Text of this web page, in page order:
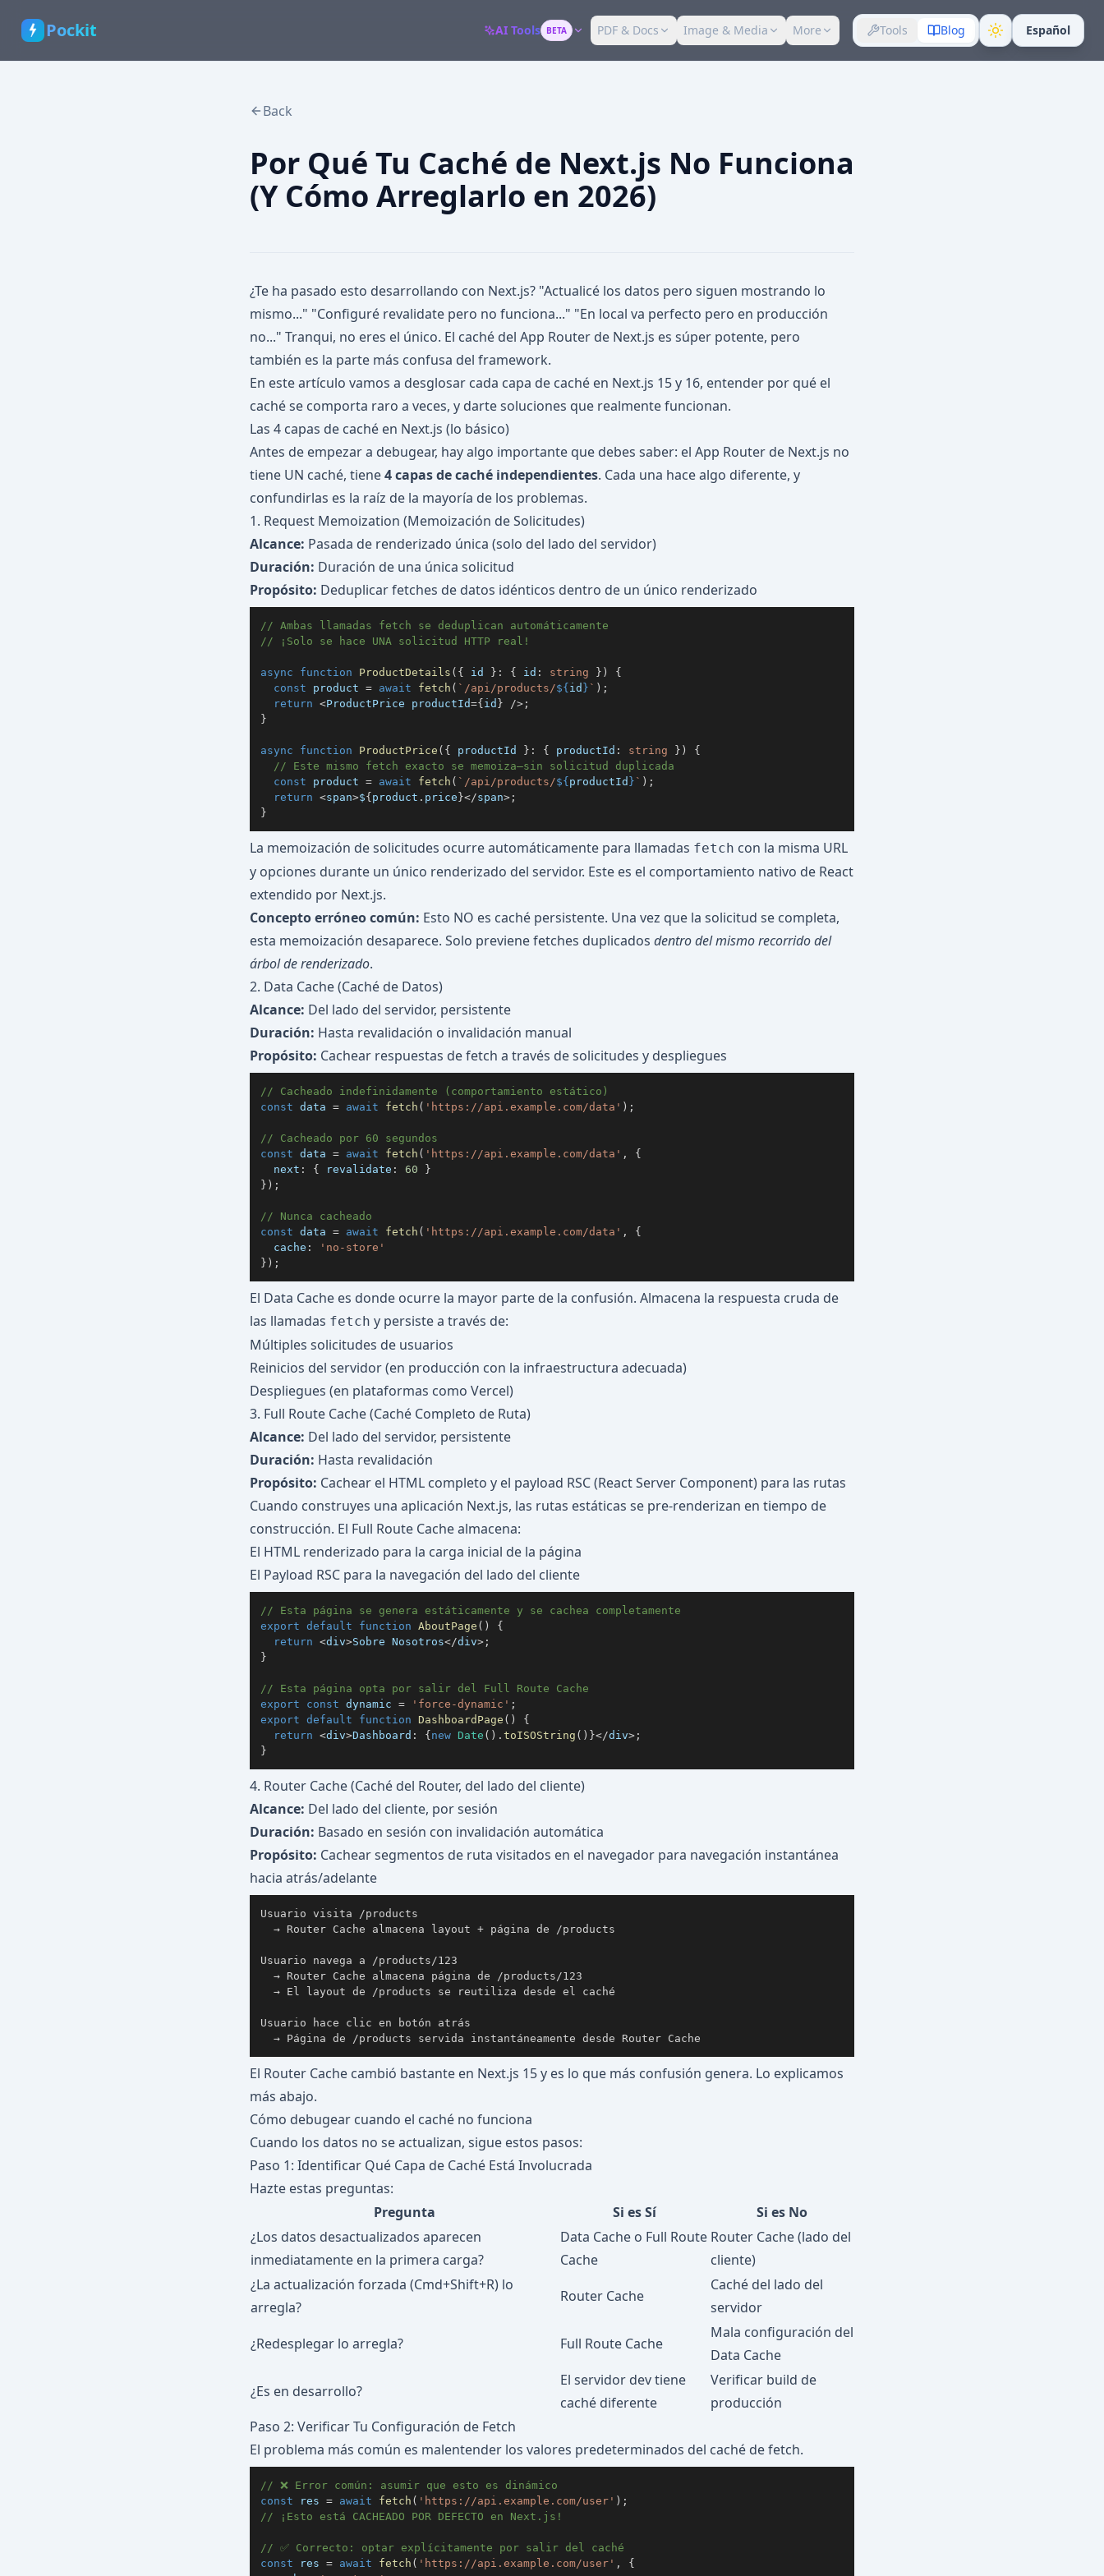
Pockit AI Tools BETA PDF & Docs Image & Media More Tools Blog Español
Back
Por Qué Tu Caché de Next.js No Funciona
(Y Cómo Arreglarlo en 2026)
¿Te ha pasado esto desarrollando con Next.js? "Actualicé los datos pero siguen mostrando lo
mismo..." "Configuré revalidate pero no funciona..." "En local va perfecto pero en producción
no..." Tranqui, no eres el único. El caché del App Router de Next.js es súper potente, pero
también es la parte más confusa del framework.
En este artículo vamos a desglosar cada capa de caché en Next.js 15 y 16, entender por qué el
caché se comporta raro a veces, y darte soluciones que realmente funcionan.
Las 4 capas de caché en Next.js (lo básico)
Antes de empezar a debugear, hay algo importante que debes saber: el App Router de Next.js no
tiene UN caché, tiene4 capas de caché independientes. Cada una hace algo diferente, y
confundirlas es la raíz de la mayoría de los problemas.
1. Request Memoization (Memoización de Solicitudes)
Alcance: Pasada de renderizado única (solo del lado del servidor)
Duración: Duración de una única solicitud
Propósito: Deduplicar fetches de datos idénticos dentro de un único renderizado
// Ambas llamadas fetch se deduplican automáticamente
// ¡Solo se hace UNA solicitud HTTP real!
async function ProductDetails ( { id } : { id : string } )
{
const product = await fetch ( ` /api/products/${id } ` ) ;
return <ProductPrice productId={id } /> ;
}
async function ProductPrice ( { productId } : { productId : string } )
{
// Este mismo fetch exacto se memoiza—sin solicitud duplicada
const product = await fetch ( ` /api/products/${productId } ` ) ;
return <span>${product . price}</span> ;
}
La memoización de solicitudes ocurre automáticamente para llamadas fetch con la misma URL
y opciones durante un único renderizado del servidor. Este es el comportamiento nativo de React
extendido por Next.js.
Concepto erróneo común: Esto NO es caché persistente. Una vez que la solicitud se completa,
esta memoización desaparece. Solo previene fetches duplicados dentro del mismo recorrido del
árbol de renderizado.
2. Data Cache (Caché de Datos)
Alcance: Del lado del servidor, persistente
Duración: Hasta revalidación o invalidación manual
Propósito: Cachear respuestas de fetch a través de solicitudes y despliegues
// Cacheado indefinidamente (comportamiento estático)
const data = await fetch ( 'https://api.example.com/data' ) ;
// Cacheado por 60 segundos
const data = await fetch ( 'https://api.example.com/data' ,
{
  next
: { revalidate : 60
}
} ) ;
// Nunca cacheado
const data = await fetch ( 'https://api.example.com/data' ,
{
  cache
:
'no-store'
} ) ;
El Data Cache es donde ocurre la mayor parte de la confusión. Almacena la respuesta cruda de
las llamadas fetch y persiste a través de:
Múltiples solicitudes de usuarios
Reinicios del servidor (en producción con la infraestructura adecuada)
Despliegues (en plataformas como Vercel)
3. Full Route Cache (Caché Completo de Ruta)
Alcance: Del lado del servidor, persistente
Duración: Hasta revalidación
Propósito: Cachear el HTML completo y el payload RSC (React Server Component) para las rutas
Cuando construyes una aplicación Next.js, las rutas estáticas se pre-renderizan en tiempo de
construcción. El Full Route Cache almacena:
El HTML renderizado para la carga inicial de la página
El Payload RSC para la navegación del lado del cliente
// Esta página se genera estáticamente y se cachea completamente
export default function AboutPage ( )
{
return <div>Sobre Nosotros</div> ;
}
// Esta página opta por salir del Full Route Cache
export
const dynamic = 'force-dynamic' ;
export default function DashboardPage ( )
{
return <div>Dashboard : {new Date ( ) . toISOString ( ) }</div> ;
}
4. Router Cache (Caché del Router, del lado del cliente)
Alcance: Del lado del cliente, por sesión
Duración: Basado en sesión con invalidación automática
Propósito: Cachear segmentos de ruta visitados en el navegador para navegación instantánea
hacia atrás/adelante
  → Router Cache almacena layout + página de /products
Usuario navega a /products/123
  → Router Cache almacena página de /products/123
  → El layout de /products se reutiliza desde el caché
Usuario hace clic en botón atrás
  → Página de /products servida instantáneamente desde Router Cache
El Router Cache cambió bastante en Next.js 15 y es lo que más confusión genera. Lo explicamos
más abajo.
Cómo debugear cuando el caché no funciona
Cuando los datos no se actualizan, sigue estos pasos:
Paso 1: Identificar Qué Capa de Caché Está Involucrada
Hazte estas preguntas:
Pregunta
Si es Sí
Si es No
¿Los datos desactualizados aparecen
inmediatamente en la primera carga?
Data Cache o Full Route
Cache
Router Cache (lado del
cliente)
¿La actualización forzada (Cmd+Shift+R) lo
arregla?
Router Cache
Caché del lado del
servidor
¿Redesplegar lo arregla?
Full Route Cache
Mala configuración del
Data Cache
¿Es en desarrollo?
El servidor dev tiene
caché diferente
Verificar build de
producción
Paso 2: Verificar Tu Configuración de Fetch
El problema más común es malentender los valores predeterminados del caché de fetch.
// ❌ Error común: asumir que esto es dinámico
const res = await fetch ( 'https://api.example.com/user' ) ;
// ¡Esto está CACHEADO POR DEFECTO en Next.js!
// ✅ Correcto: optar explícitamente por salir del caché
const res = await fetch ( 'https://api.example.com/user' ,
{